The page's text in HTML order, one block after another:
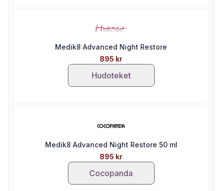
Medik8 Advanced Night Restore
895 kr
Hudoteket
Medik8 Advanced Night Restore 50 ml
895 kr
Cocopanda